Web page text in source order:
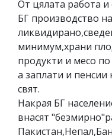
От цялата работа и
БГ производство
минимум,храни
продукти и месо
а заплати и пенсии
свят.
Накрая БГ
внасят